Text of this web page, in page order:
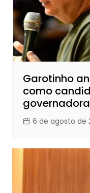
Garotinho
como
governadora
6 de agosto de